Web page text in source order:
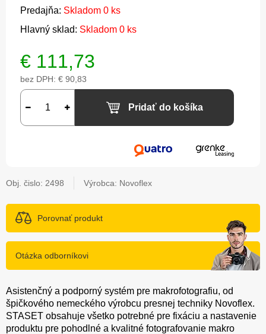
Predajňa: Skladom 0 ks
Hlavný sklad: Skladom 0 ks
€ 111,73
bez DPH: € 90,83
Pridať do košíka
Obj. čislo: 2498 Výrobca: Novoflex
Porovnať produkt
Otázka odborníkovi
Asistenčný a podporný systém pre makrofotografiu, od
špičkového nemeckého výrobcu presnej techniky Novoflex.
STASET obsahuje všetko potrebné pre fixáciu a nastavenie
produktu pre pohodlné a kvalitné fotografovanie makro